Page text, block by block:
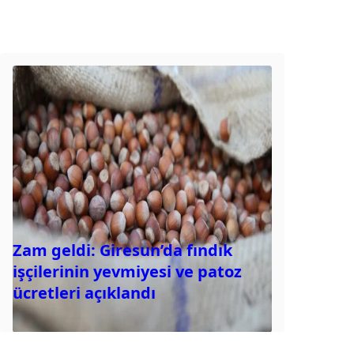
Zam geldi: Giresun’da fındık
işçilerinin yevmiyesi ve patoz
ücretleri açıklandı